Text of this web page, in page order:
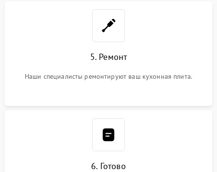
5. Ремонт
Наши специалисты ремонтируют ваш кухонная плита.
6. Готово